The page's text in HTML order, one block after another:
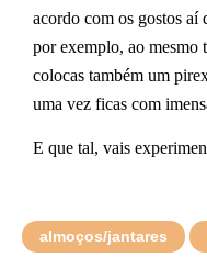
acordo com os gostos aí
por exemplo, ao mesmo
colocas também um
uma vez ficas com
E que tal, vais
almoços/jantares